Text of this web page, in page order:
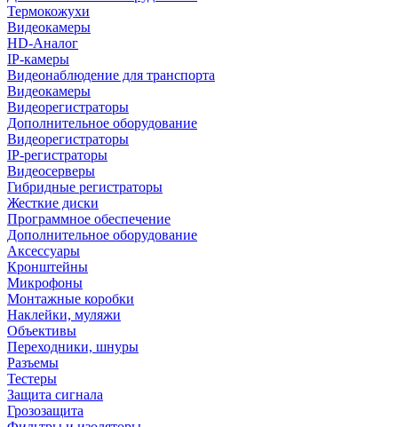
Термокожухи
Видеокамеры
HD-Аналог
IP-камеры
Видеонаблюдение для транспорта
Видеокамеры
Видеорегистраторы
Дополнительное оборудование
Видеорегистраторы
IP-регистраторы
Видеосерверы
Гибридные регистраторы
Жесткие диски
Программное обеспечение
Дополнительное оборудование
Аксессуары
Кронштейны
Микрофоны
Монтажные коробки
Наклейки, муляжи
Объективы
Переходники, шнуры
Разъемы
Тестеры
Защита сигнала
Грозозащита